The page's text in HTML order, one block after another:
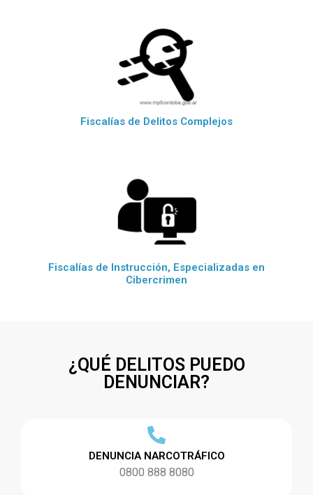
Fiscalías de Delitos Complejos
Fiscalías de Instrucción, Especializadas en
Cibercrimen
¿QUÉ DELITOS PUEDO
DENUNCIAR?
DENUNCIA NARCOTRÁFICO
0800 888 8080